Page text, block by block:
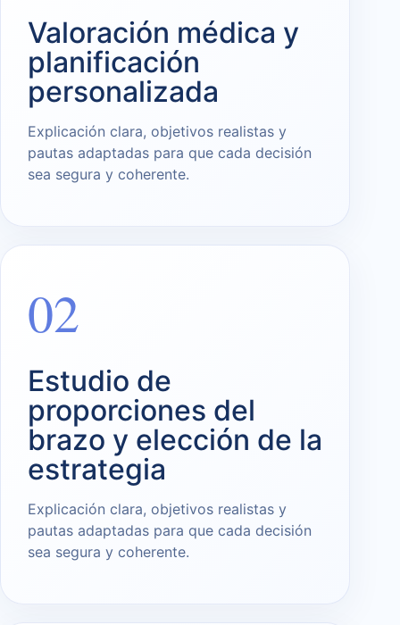
Valoración médica y
planificación
personalizada
Explicación clara, objetivos realistas y
pautas adaptadas para que cada decisión
sea segura y coherente.
02
Estudio de
proporciones del
brazo y elección de la
estrategia
Explicación clara, objetivos realistas y
pautas adaptadas para que cada decisión
sea segura y coherente.